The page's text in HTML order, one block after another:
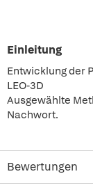
Einleitung
Entwicklung der
LEO-3D
Ausgewählte
Nachwort.
Bewertungen